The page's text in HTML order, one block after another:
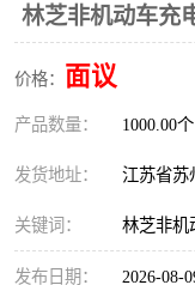
林芝非机动车充
价格： 面议
产品数量： 1000.00个
发货地址： 江苏省苏
关键词： 林芝非机
发布日期： 2026-08-